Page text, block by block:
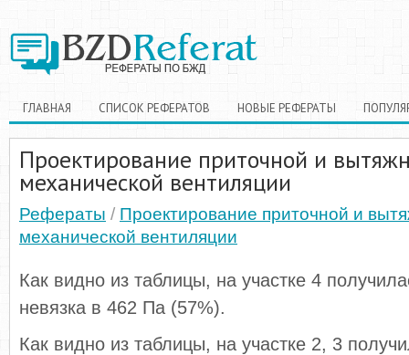
ГЛАВНАЯ СПИСОК РЕФЕРАТОВ НОВЫЕ РЕФЕРАТЫ
Проектирование приточной и
механической вентиляции
Рефераты / Проектирование приточной и
механической вентиляции
Как видно из таблицы, на участке 4
невязка в 462 Па (57%).
Как видно из таблицы, на участке 2, 3